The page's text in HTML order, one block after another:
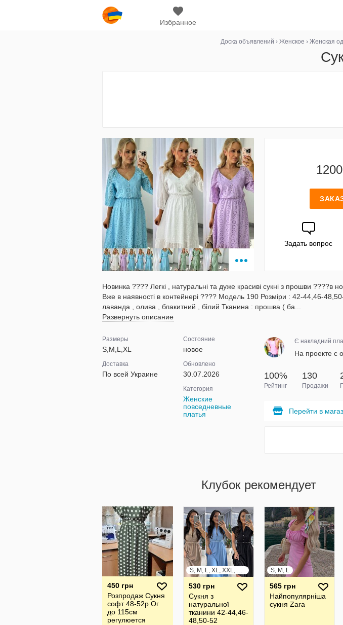
Избранное
Доска объявлений › Женское › Женская
Задать вопрос
Новинка ???? Легкі , натуральні та дуже красиві сукні з прошви ????в
Вже в наявності в контейнері ???? Модель 190 Розміри : 42-44,46-
лаванда , олива , блакитний , білий Тканина : прошва ( ба...
Развернуть описание
Размеры
S,M,L,XL
Доставка
По всей Украине
Состояние
новое
Обновлено
30.07.2026
Категория
Женские
повседневные
платья
Є накладний
На проекте с
100%
Рейтинг
130
Продажи
Перейти в
Клубок рекомендует
450 грн
Розпродаж Сукня
софт 48-52р Ог
до 115см
регулюется
S, M, L, XL, XXL, XXXL
530 грн
Сукня з
натуральної
тканини 42-44,46-
48,50-52
S, M, L
565 грн
Найпопулярніша
сукня Zara